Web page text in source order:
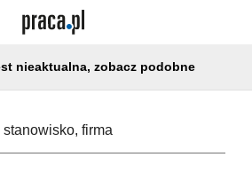
nieaktualna, zobacz podobne